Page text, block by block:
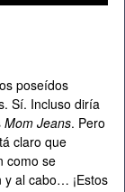
poseídos
Sí. Incluso diría
Mom Jeans. Pero
claro que
como se
y al cabo… ¡Estos